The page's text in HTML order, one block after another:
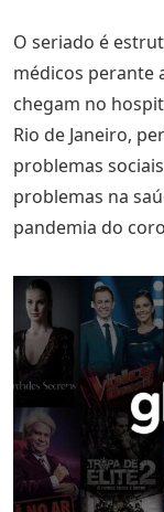
O seriado é
médicos perante
chegam no
Rio de Janeiro,
problemas
problemas na
pandemia do